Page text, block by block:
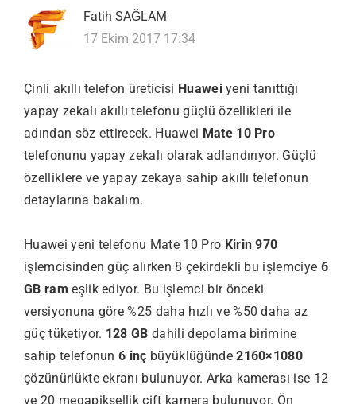
Fatih SAĞLAM
17 Ekim 2017 17:34
Çinli akıllı telefon üreticisi Huaweiyeni tanıttığı
yapay zekalı akıllı telefonu güçlü özellikleri ile
adından söz ettirecek. Huawei Mate 10 Pro
telefonunu yapay zekalı olarak adlandırıyor. Güçlü
özelliklere ve yapay zekaya sahip akıllı telefonun
detaylarına bakalım.
Huawei yeni telefonu Mate 10 Pro Kirin 970
işlemcisinden güç alırken 8 çekirdekli bu işlemciye 6
GB ram eşlik ediyor. Bu işlemci bir önceki
versiyonuna göre %25 daha hızlı ve %50 daha az
güç tüketiyor. 128 GB dahili depolama birimine
sahip telefonun6 inç büyüklüğünde2160×1080
çözünürlükte ekranı bulunuyor. Arka kamerası ise 12
ve 20 megapiksellik çift kamera bulunuyor. Ön